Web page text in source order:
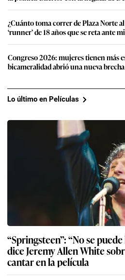
¿Cuánto toma correr de Plaza Norte
‘runner’ de 18 años que se reta ante
Congreso 2026: mujeres tienen más
bicameralidad abrió una nueva brecha
Lo último en Películas
“Springsteen”: “No se
dice Jeremy Allen White
cantar en la película